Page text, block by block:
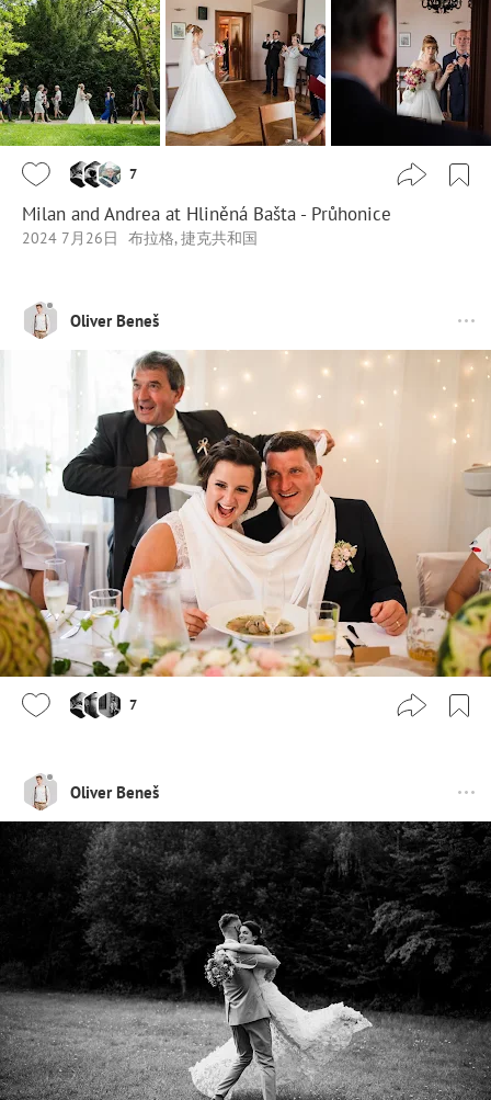
7
Milan and Andrea at Hliněná Bašta - Průhonice
2024 7月26日 布拉格, 捷克共和国
Oliver Beneš
7
Oliver Beneš